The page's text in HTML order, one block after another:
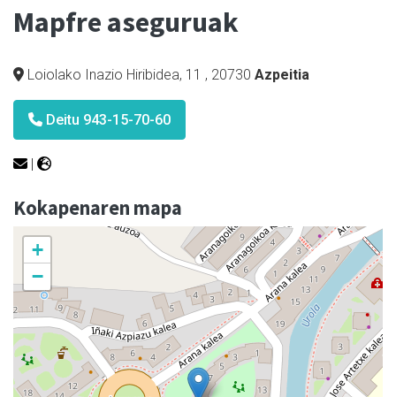
Mapfre aseguruak
Loiolako Inazio Hiribidea, 11 , 20730 Azpeitia
Deitu 943-15-70-60
Kokapenaren mapa
+
−